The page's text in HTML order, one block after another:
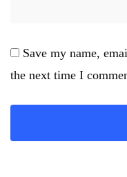
Save my name,
the next time I